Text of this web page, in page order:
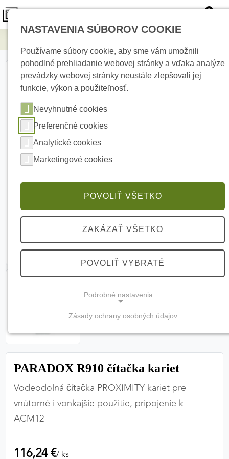
0
PARADOX R910 čítačka kariet
Vodeodolná čítačka PROXIMITY kariet pre
vnútorné i vonkajšie použitie, pripojenie k
ACM12
116,24 €/ ks
NASTAVENIA SÚBOROV COOKIE
Používame súbory cookie, aby sme vám umožnili
pohodlné prehliadanie webovej stránky a vďaka analýze
prevádzky webovej stránky neustále zlepšovali jej
funkcie, výkon a použiteľnosť.
Nevyhnutné cookies
Preferenčné cookies
Analytické cookies
Marketingové cookies
POVOLIŤ VŠETKO
ZAKÁZAŤ VŠETKO
POVOLIŤ VYBRATÉ
Podrobné nastavenia
webovej stránky a bez nich by nebolo možné
zabezpečiť jej plnú funkčnosť.
Nevyhnutné cookies
PREFERENČNÉ COOKIES
Zásady ochrany osobných údajov